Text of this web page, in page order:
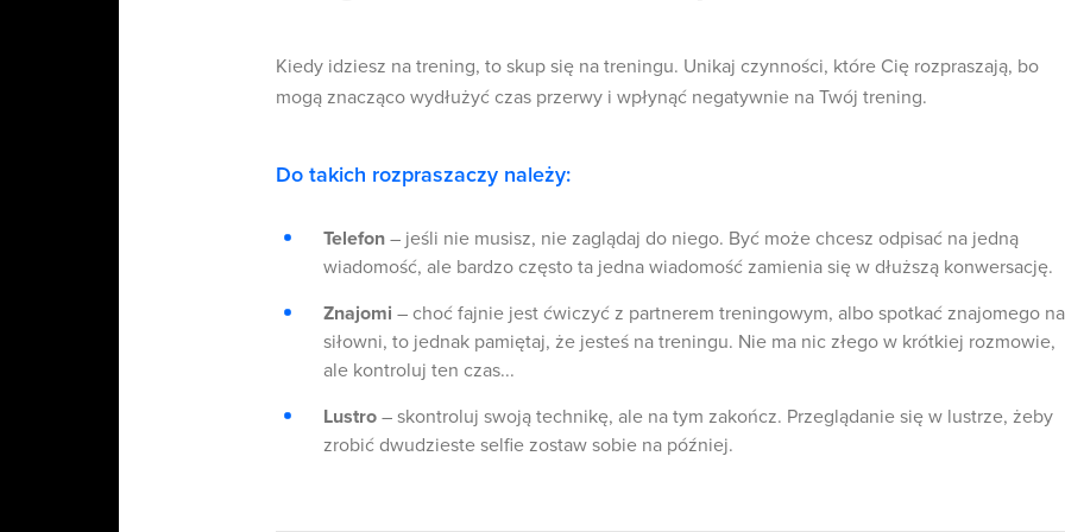
Kiedy idziesz na trening, to skup się na treningu. Unikaj czynności, które Cię rozpraszają, bo
mogą znacząco wydłużyć czas przerwy i wpłynąć negatywnie na Twój trening.
Do takich rozpraszaczy należy:
Telefon – jeśli nie musisz, nie zaglądaj do niego. Być może chcesz odpisać na jedną
wiadomość, ale bardzo często ta jedna wiadomość zamienia się w dłuższą konwersację.
Znajomi – choć fajnie jest ćwiczyć z partnerem treningowym, albo spotkać znajomego na
siłowni, to jednak pamiętaj, że jesteś na treningu. Nie ma nic złego w krótkiej rozmowie,
ale kontroluj ten czas...
Lustro – skontroluj swoją technikę, ale na tym zakończ. Przeglądanie się w lustrze, żeby
zrobić dwudzieste selfie zostaw sobie na później.